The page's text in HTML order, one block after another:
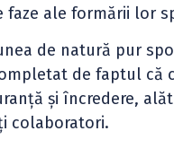
faze ale formării lor
de natură pur
de faptul că
și încredere,
colaboratori.